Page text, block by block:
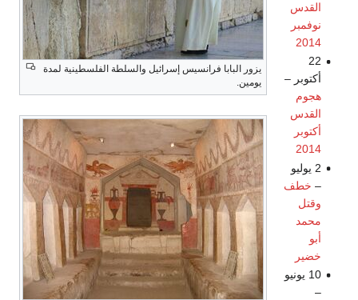
يزور البابا فرانسيس إسرائيل والسلطة الفلسطينية لمدة
يومين.
القدس
نوفمبر
2014
22
أكتوبر –
هجوم
القدس
أكتوبر
2014
2 يوليو
– خطف
وقتل
محمد
أبو
خضير
10 يونيو
–